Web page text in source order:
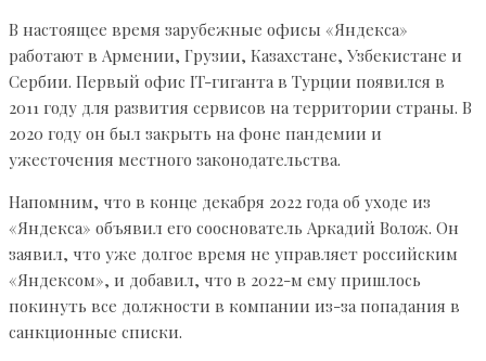
В настоящее время зарубежные офисы «Яндекса»
работают в Армении, Грузии, Казахстане, Узбекистане и
Сербии. Первый офис IT-гиганта в Турции появился в
2011 году для развития сервисов на территории страны. В
2020 году он был закрыть на фоне пандемии и
ужесточения местного законодательства.
Напомним, что в конце декабря 2022 года об уходе из
«Яндекса» объявил его сооснователь Аркадий Волож. Он
заявил, что уже долгое время не управляет российским
«Яндексом», и добавил, что в 2022-м ему пришлось
покинуть все должности в компании из-за попадания в
санкционные списки.